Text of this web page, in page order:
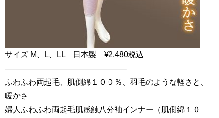
サイズ M、L、LL 日本製 ¥2,480税込
———————————————–
ふわふわ両起毛、肌側綿１００％、羽毛のような軽さと、
暖かさ
婦人ふわふわ両起毛肌感触八分袖インナー（肌側綿１０